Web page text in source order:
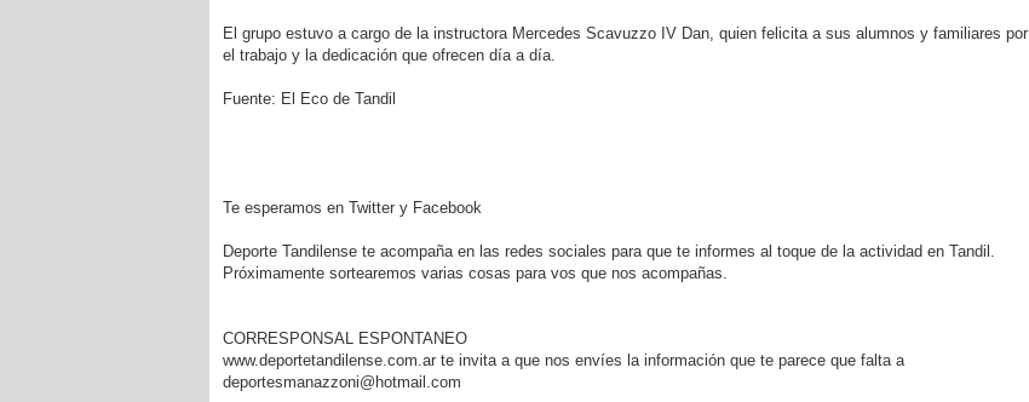
El grupo estuvo a cargo de la instructora Mercedes Scavuzzo IV Dan, quien felicita a sus alumnos y familiares por
el trabajo y la dedicación que ofrecen día a día.
Fuente: El Eco de Tandil
Te esperamos en Twitter y Facebook
Deporte Tandilense te acompaña en las redes sociales para que te informes al toque de la actividad en Tandil.
Próximamente sortearemos varias cosas para vos que nos acompañas.
CORRESPONSAL ESPONTANEO
www.deportetandilense.com.ar te invita a que nos envíes la información que te parece que falta a
deportesmanazzoni@hotmail.com